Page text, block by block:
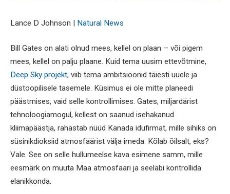
Lance D Johnson | Natural News
Bill Gates on alati olnud mees, kellel on plaan – või pigem
mees, kellel on palju plaane. Kuid tema uusim ettevõtmine,
Deep Sky projekt, viib tema ambitsioonid täiesti uuele ja
düstoopilisele tasemele. Küsimus ei ole mitte planeedi
päästmises, vaid selle kontrollimises. Gates, miljardärist
tehnoloogiamogul, kellest on saanud isehakanud
kliimapäästja, rahastab nüüd Kanada idufirmat, mille sihiks on
süsinikdioksiid atmosfäärist välja imeda. Kõlab õilsalt, eks?
Vale. See on selle hullumeelse kava esimene samm, mille
eesmärk on muuta Maa atmosfääri ja seeläbi kontrollida
elanikkonda.